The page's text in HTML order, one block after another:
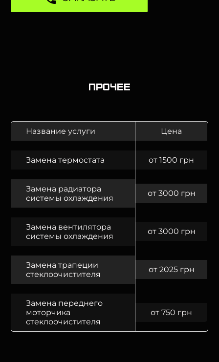
Прочее
Название услуги Цена
Замена термостата от 1500 грн
Замена радиатора
системы охлаждения
от 3000 грн
Замена вентилятора
системы охлаждения
от 3000 грн
Замена трапеции
стеклоочистителя
от 2025 грн
Замена переднего
моторчика
стеклоочистителя
от 750 грн